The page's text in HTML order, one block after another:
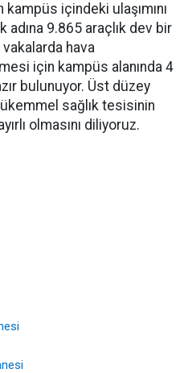
kampüs içindeki ulaşımını
9.865 araçlık dev bir
hava
için kampüs alanında 4
bulunuyor. Üst düzey
sağlık tesisinin
olmasını diliyoruz.